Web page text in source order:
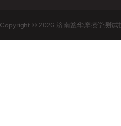
Copyright © 2026 济南益华摩擦学测